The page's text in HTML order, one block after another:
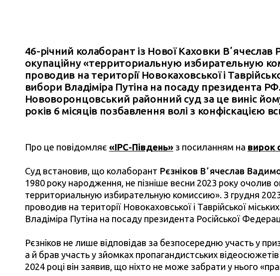
46-річний колаборант із Нової Каховки Вʼячеслав
окупаційну «территориальную избирательную
проводив на території Новокаховської і
вибори Владіміра Путіна на посаду президента
Нововоронцовський районний суд за це виніс
років 6 місяців позбавлення волі з конфіскацією
Про це повідомляє «ІРС-Південь»з посиланням на вирок
Суд встановив, що колаборант Рєзніков Вʼячеслав
1980 року народження, не пізніше весни 2023 року очолив
территориальную избирательную комиссию». З грудня
проводив на території Новокаховської і Таврійської
Владіміра Путіна на посаду президента Російської
Рєзніков не лише відповідав за безпосередню участь у
а й брав участь у зйомках пропагандистських
2024 році він заявив, що ніхто не може забрати у нього